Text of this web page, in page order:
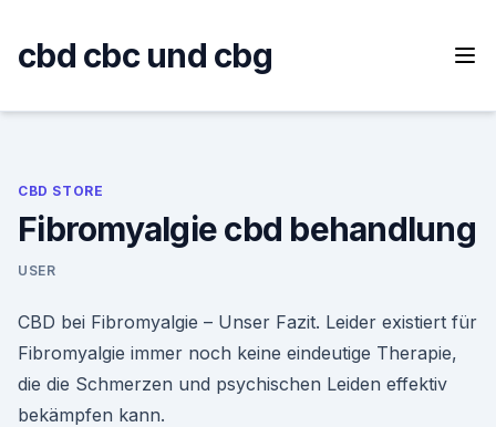
content
cbd cbc und cbg
CBD STORE
Fibromyalgie cbd behandlung
USER
CBD bei Fibromyalgie – Unser Fazit. Leider existiert für
Fibromyalgie immer noch keine eindeutige Therapie,
die die Schmerzen und psychischen Leiden effektiv
bekämpfen kann.